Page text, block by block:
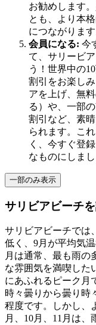
お勧めします
とも、より本
につながります
会員になる: 今
て、サリービ
う！世界中の
割引をお楽し
アを上げ、無
る）や、一部
割引など、素
られます。こ
く、今すぐ登
なものにしまし
一部のみ表示
サリビアビーチ
サリビアビーチでは
低く、9月が平均気温
月は通常、最も雨の
な雰囲気を満喫した
にあふれるピーク月
時々曇りから曇り時
程度です。しかし、
月、10月、11月は、